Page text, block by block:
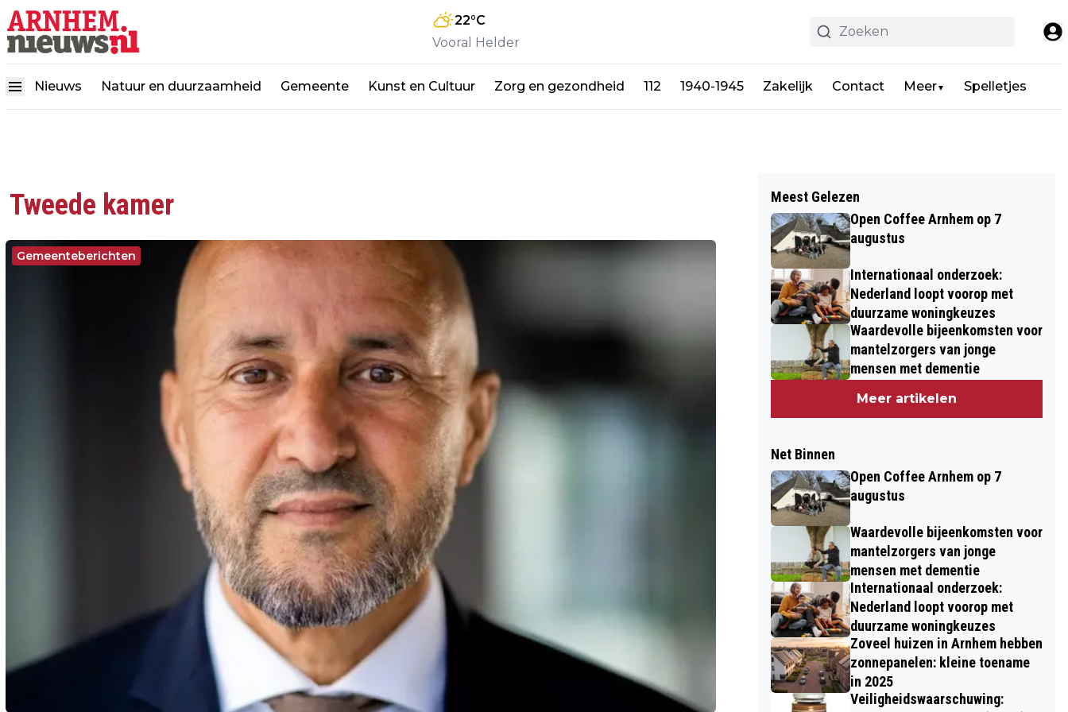
22°C
Vooral Helder
Nieuws Natuur en duurzaamheid Gemeente Kunst en Cultuur Zorg en gezondheid 112 1940-1945 Zakelijk Contact Meer▼ Spelletjes
Tweede kamer
Gemeenteberichten
Meest Gelezen
Open Coffee Arnhem op 7
augustus
Internationaal onderzoek:
Nederland loopt voorop met
duurzame woningkeuzes
Waardevolle bijeenkomsten voor
mantelzorgers van jonge
mensen met dementie
Meer artikelen
Net Binnen
Open Coffee Arnhem op 7
augustus
Waardevolle bijeenkomsten voor
mantelzorgers van jonge
mensen met dementie
Internationaal onderzoek:
Nederland loopt voorop met
duurzame woningkeuzes
Zoveel huizen in Arnhem hebben
zonnepanelen: kleine toename
in 2025
Veiligheidswaarschuwing: